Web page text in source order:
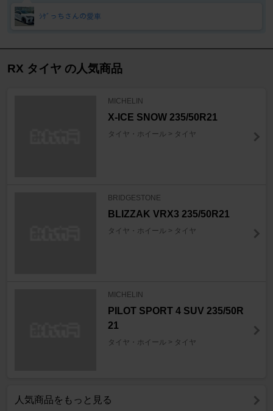
ｼｹﾞっちさんの愛車
RX タイヤ の人気商品
MICHELIN
X-ICE SNOW 235/50R21
タイヤ・ホイール > タイヤ
BRIDGESTONE
BLIZZAK VRX3 235/50R21
タイヤ・ホイール > タイヤ
MICHELIN
PILOT SPORT 4 SUV 235/50R
21
タイヤ・ホイール > タイヤ
人気商品をもっと見る